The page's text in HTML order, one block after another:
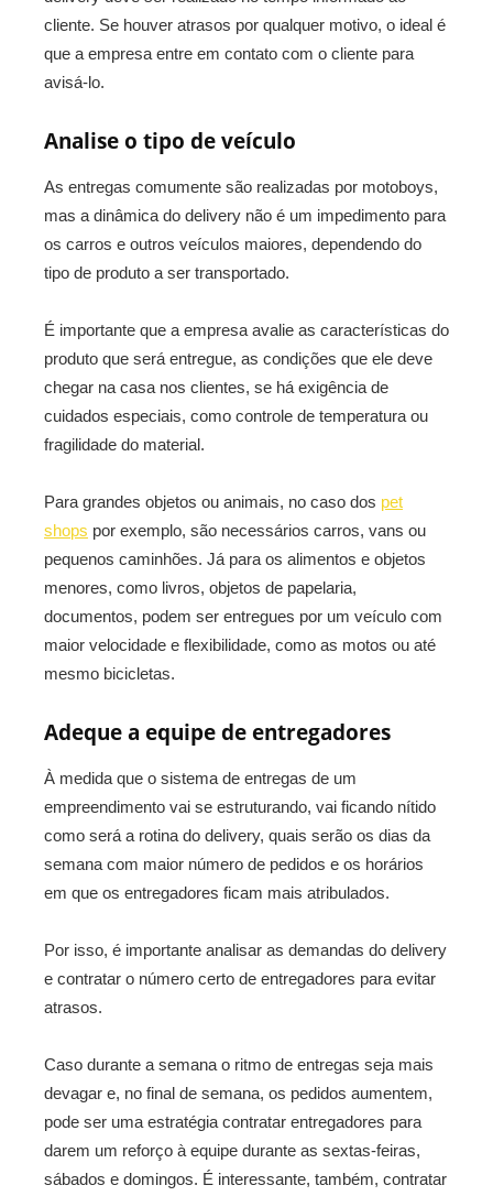
cliente. Se houver atrasos por qualquer motivo, o ideal é
que a empresa entre em contato com o cliente para
avisá-lo.
Analise o tipo de veículo
As entregas comumente são realizadas por motoboys,
mas a dinâmica do delivery não é um impedimento para
os carros e outros veículos maiores, dependendo do
tipo de produto a ser transportado.
É importante que a empresa avalie as características do
produto que será entregue, as condições que ele deve
chegar na casa nos clientes, se há exigência de
cuidados especiais, como controle de temperatura ou
fragilidade do material.
Para grandes objetos ou animais, no caso dos pet
shops por exemplo, são necessários carros, vans ou
pequenos caminhões. Já para os alimentos e objetos
menores, como livros, objetos de papelaria,
documentos, podem ser entregues por um veículo com
maior velocidade e flexibilidade, como as motos ou até
mesmo bicicletas.
Adeque a equipe de entregadores
À medida que o sistema de entregas de um
empreendimento vai se estruturando, vai ficando nítido
como será a rotina do delivery, quais serão os dias da
semana com maior número de pedidos e os horários
em que os entregadores ficam mais atribulados.
Por isso, é importante analisar as demandas do delivery
e contratar o número certo de entregadores para evitar
atrasos.
Caso durante a semana o ritmo de entregas seja mais
devagar e, no final de semana, os pedidos aumentem,
pode ser uma estratégia contratar entregadores para
darem um reforço à equipe durante as sextas-feiras,
sábados e domingos. É interessante, também, contratar